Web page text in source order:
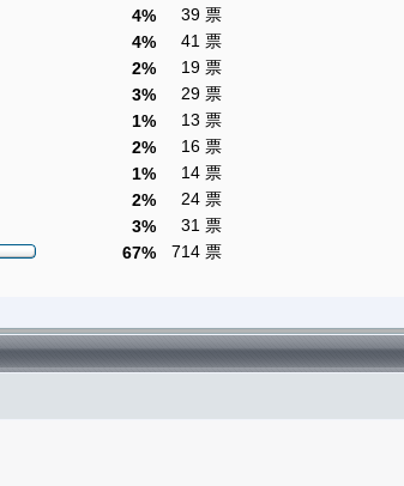
4%
39 票
4%
41 票
2%
19 票
3%
29 票
1%
13 票
2%
16 票
1%
14 票
2%
24 票
3%
31 票
67%
714 票